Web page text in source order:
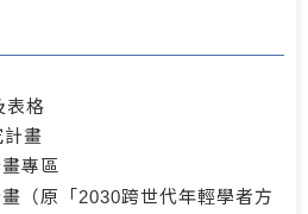
表格
畫
專區
（原「2030跨世代年輕學者方